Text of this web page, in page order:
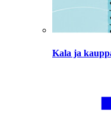
Kala ja